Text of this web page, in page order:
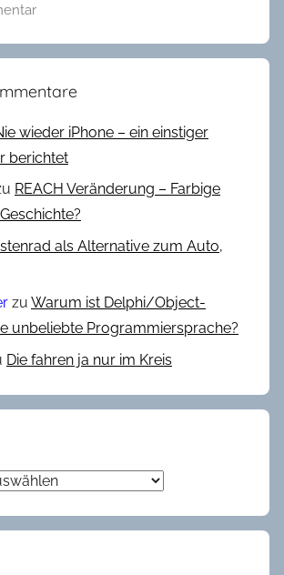
wieder iPhone – ein einstiger
berichtet
REACH Veränderung – Farbige
als Alternative zum Auto,
zu Warum ist Delphi/Object-
unbeliebte Programmiersprache?
Die fahren ja nur im Kreis